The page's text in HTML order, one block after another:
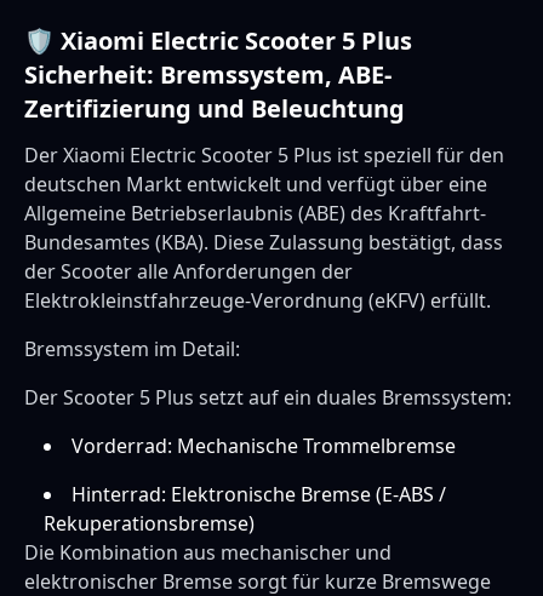
🛡️ Xiaomi Electric Scooter 5 Plus
Sicherheit: Bremssystem, ABE-
Zertifizierung und Beleuchtung
Der Xiaomi Electric Scooter 5 Plus ist speziell für den
deutschen Markt entwickelt und verfügt über eine
Allgemeine Betriebserlaubnis (ABE) des Kraftfahrt-
Bundesamtes (KBA). Diese Zulassung bestätigt, dass
der Scooter alle Anforderungen der
Elektrokleinstfahrzeuge-Verordnung (eKFV) erfüllt.
Bremssystem im Detail:
Der Scooter 5 Plus setzt auf ein duales Bremssystem:
Vorderrad: Mechanische Trommelbremse
Hinterrad: Elektronische Bremse (E-ABS /
Rekuperationsbremse)
Die Kombination aus mechanischer und
elektronischer Bremse sorgt für kurze Bremswege